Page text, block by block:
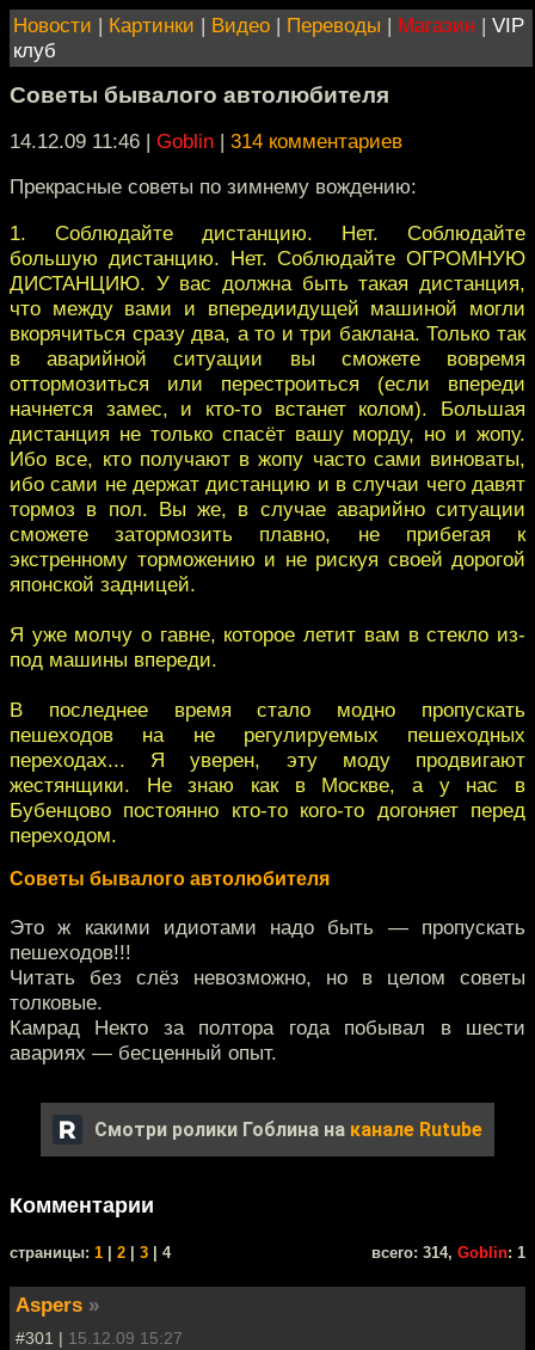
Новости | Картинки | Видео | Переводы | Магазин | VIP
клуб
Советы бывалого автолюбителя
14.12.09 11:46 | Goblin | 314 комментариев
Прекрасные советы по зимнему вождению:
1. Соблюдайте дистанцию. Нет. Соблюдайте
большую дистанцию. Нет. Соблюдайте ОГРОМНУЮ
ДИСТАНЦИЮ. У вас должна быть такая дистанция,
что между вами и впередиидущей машиной могли
вкорячиться сразу два, а то и три баклана. Только так
в аварийной ситуации вы сможете вовремя
оттормозиться или перестроиться (если впереди
начнется замес, и кто-то встанет колом). Большая
дистанция не только спасёт вашу морду, но и жопу.
Ибо все, кто получают в жопу часто сами виноваты,
ибо сами не держат дистанцию и в случаи чего давят
тормоз в пол. Вы же, в случае аварийно ситуации
сможете затормозить плавно, не прибегая к
экстренному торможению и не рискуя своей дорогой
японской задницей.
Я уже молчу о гавне, которое летит вам в стекло из-
под машины впереди.
В последнее время стало модно пропускать
пешеходов на не регулируемых пешеходных
переходах... Я уверен, эту моду продвигают
жестянщики. Не знаю как в Москве, а у нас в
Бубенцово постоянно кто-то кого-то догоняет перед
переходом.
Советы бывалого автолюбителя
Это ж какими идиотами надо быть — пропускать
пешеходов!!!
Читать без слёз невозможно, но в целом советы
толковые.
Камрад Некто за полтора года побывал в шести
авариях — бесценный опыт.
Смотри ролики Гоблина на канале Rutube
Комментарии
cтраницы: 1 2 3 | 4 всего: 314, Goblin: 1
Aspers »
#301 | 15.12.09 15:27